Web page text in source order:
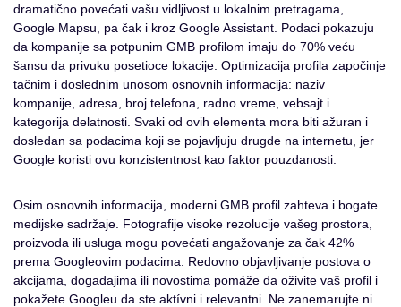
dramatično povećati vašu vidljivost u lokalnim pretragama,
Google Mapsu, pa čak i kroz Google Assistant. Podaci pokazuju
da kompanije sa potpunim GMB profilom imaju do 70% veću
šansu da privuku posetioce lokacije. Optimizacija profila započinje
tačnim i doslednim unosom osnovnih informacija: naziv
kompanije, adresa, broj telefona, radno vreme, vebsajt i
kategorija delatnosti. Svaki od ovih elementa mora biti ažuran i
dosledan sa podacima koji se pojavljuju drugde na internetu, jer
Google koristi ovu konzistentnost kao faktor pouzdanosti.
Osim osnovnih informacija, moderni GMB profil zahteva i bogate
medijske sadržaje. Fotografije visoke rezolucije vašeg prostora,
proizvoda ili usluga mogu povećati angažovanje za čak 42%
prema Googleovim podacima. Redovno objavljivanje postova o
akcijama, događajima ili novostima pomáže da oživite vaš profil i
pokažete Googleu da ste aktívni i relevantni. Ne zanemarujte ni